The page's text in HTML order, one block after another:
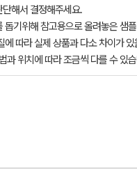
해서 결정해주세요.
기위해 참고용으로 올려놓은 샘
따라 실제 상품과 다소 차이가
과 위치에 따라 조금씩 다를 수 있